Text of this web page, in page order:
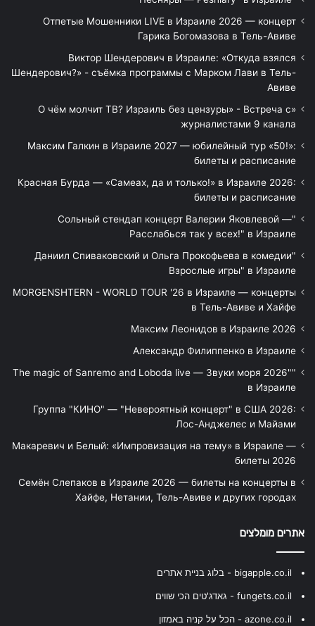
Отпетые Мошенники LIVE в Израиле 2026 — концерт
Гарика Богомазова в Тель-Авиве
Виктор Шендерович в Израиле: «Откуда взялся
Шендерович?» - съёмка программы с Марком Лави в Тель-
Авиве
«О чём молчит ТВ? Израиль без цензуры» - Встреча с
журналистами 9 канала
Максим Галкин в Израиле 2027 — юбилейный тур «50!»:
билеты и расписание
Красная Бурда — «Самеах, да и только!» в Израиле 2026:
билеты и расписание
"Сольный стендап концерт Валерии Яковлевой —
Расслабься так у всех!" в Израиле
"Даниил Спиваковский и Ольга Прокофьева в комедии
Взрослые игры" в Израиле
MORGENSHTERN - WORLD TOUR '26 в Израиле — концерты
в Тель-Авиве и Хайфе
Максим Леонидов в Израиле 2026
Александр Филиппенко в Израиле
"The magic of Sanremo and Loboda live — Звуки моря 2026"
в Израиле
Группа "КИНО" — "Невероятный концерт" в США 2026:
Лос-Анджелес и Майами
Макаревич и Белый: «Импровизация на тему» в Израиле —
билеты 2026
Семён Слепаков в Израиле 2026 — билеты на концерты в
Хайфе, Нетании, Тель-Авиве и других городах
אתרים מומלצים
bigapple.co.il - בלוג בניית אתרים
fungets.co.il - גאדג'טים הכי שווים
azone.co.il - הכל על קניה באמזון